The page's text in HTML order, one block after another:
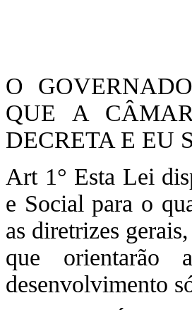
O
QUE A
DECRETA E EU
Art 1° Esta Lei
e Social para o
as diretrizes
que orientarão
desenvolvimento